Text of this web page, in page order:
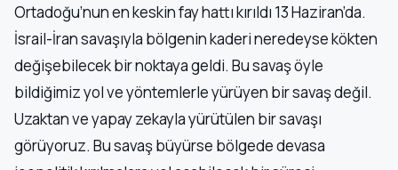
Ortadoğu’nun en keskin fay hattı kırıldı 13 Haziran’da.
İsrail-İran savaşıyla bölgenin kaderi neredeyse kökten
değişebilecek bir noktaya geldi. Bu savaş öyle
bildiğimiz yol ve yöntemlerle yürüyen bir savaş değil.
Uzaktan ve yapay zekayla yürütülen bir savaşı
görüyoruz. Bu savaş büyürse bölgede devasa